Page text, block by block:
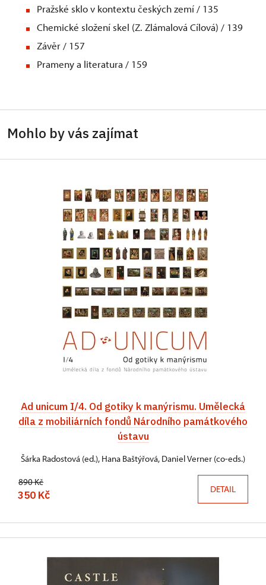
Pražské sklo v kontextu českých zemí / 135
Chemické složení skel (Z. Zlámalová Cílová) / 139
Závěr / 157
Prameny a literatura / 159
Mohlo by vás zajímat
Ad unicum I/4. Od gotiky k manýrismu. Umělecká
díla z mobiliárních fondů Národního památkového
ústavu
Šárka Radostová (ed.), Hana Baštýřová, Daniel Verner (co-eds.)
890 Kč
350 Kč DETAIL